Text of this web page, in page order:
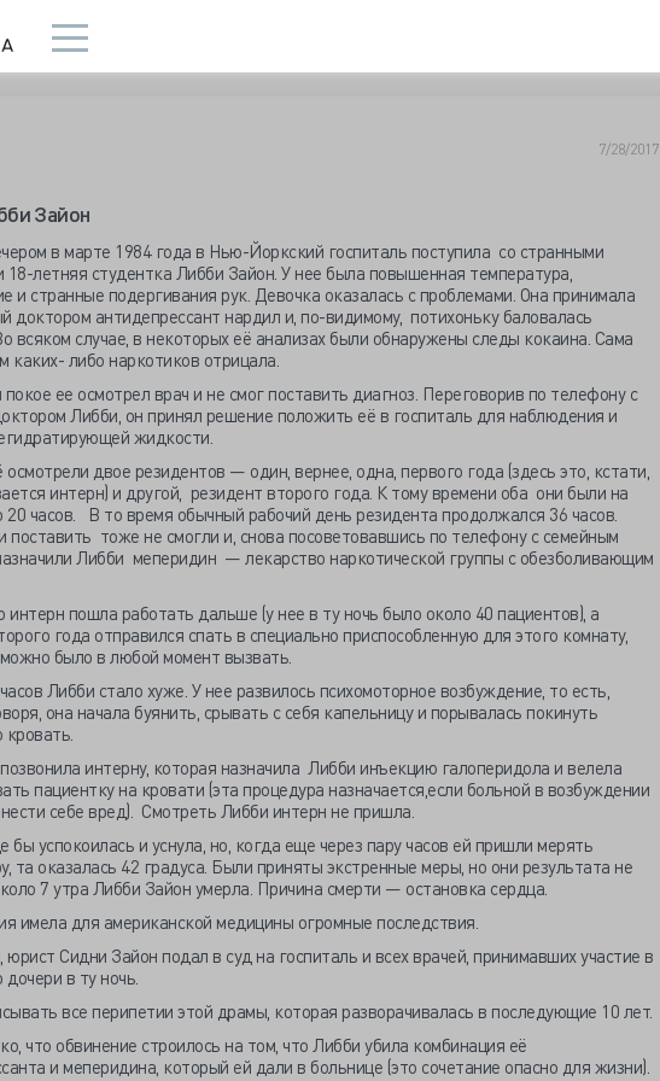
7/28/2017
Зайон
в марте 1984 года в Нью-Йоркский госпиталь поступила со странными
18-летняя студентка Либби Зайон. У нее была повышенная температура,
и странные подергивания рук. Девочка оказалась с проблемами. Она принимала
доктором антидепрессант нардил и, по-видимому, потихоньку баловалась
всяком случае, в некоторых её анализах были обнаружены следы кокаина. Сама
каких- либо наркотиков отрицала.
ее осмотрел врач и не смог поставить диагноз. Переговорив по телефону с
Либби, он принял решение положить её в госпиталь для наблюдения и
жидкости.
осмотрели двое резидентов — один, вернее, одна, первого года (здесь это, кстати,
интерн) и другой, резидент второго года. К тому времени оба они были на
20 часов. В то время обычный рабочий день резидента продолжался 36 часов.
поставить тоже не смогли и, снова посоветовавшись по телефону с семейным
Либби меперидин — лекарство наркотической группы с обезболивающим
интерн пошла работать дальше (у нее в ту ночь было около 40 пациентов), а
года отправился спать в специально приспособленную для этого комнату,
было в любой момент вызвать.
Либби стало хуже. У нее развилось психомоторное возбуждение, то есть,
она начала буянить, срывать с себя капельницу и порывалась покинуть
кровать.
интерну, которая назначила Либби инъекцию галоперидола и велела
пациентку на кровати (эта процедура назначается,если больной в возбуждении
себе вред). Смотреть Либби интерн не пришла.
бы успокоилась и уснула, но, когда еще через пару часов ей пришли мерять
та оказалась 42 градуса. Были приняты экстренные меры, но они результата не
7 утра Либби Зайон умерла. Причина смерти — остановка сердца.
имела для американской медицины огромные последствия.
юрист Сидни Зайон подал в суд на госпиталь и всех врачей, принимавших участие в
дочери в ту ночь.
все перипетии этой драмы, которая разворачивалась в последующие 10 лет.
что обвинение строилось на том, что Либби убила комбинация её
и меперидина, который ей дали в больнице (это сочетание опасно для жизни).